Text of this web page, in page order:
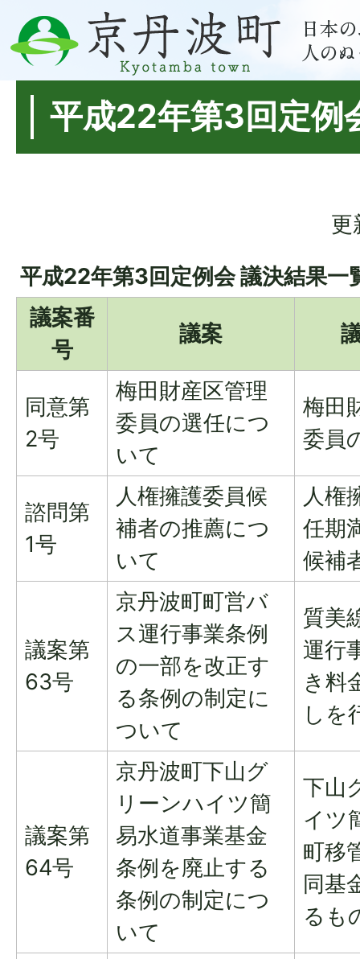
平成22年第3回定例
更
平成22年第3回定例会 議決結果一
議案番
号
議案
同意第
2号
梅田財産区管理
委員の選任につ
いて
梅田
委員
諮問第
1号
人権擁護委員候
補者の推薦につ
いて
人権
任期
候補
議案第
63号
京丹波町町営バ
ス運行事業条例
の一部を改正す
る条例の制定に
ついて
質美
運行
き料
しを
議案第
64号
京丹波町下山グ
リーンハイツ簡
易水道事業基金
条例を廃止する
条例の制定につ
いて
下山
イツ
町移
同基
るも